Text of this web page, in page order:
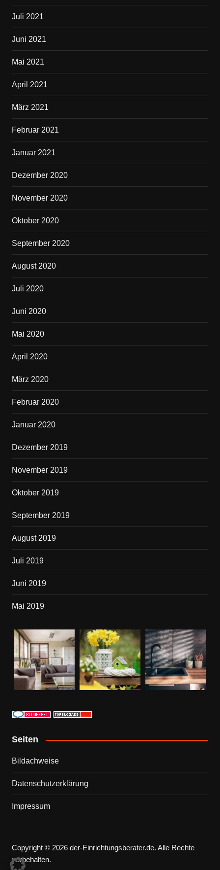
Juli 2021
Juni 2021
Mai 2021
April 2021
März 2021
Februar 2021
Januar 2021
Dezember 2020
November 2020
Oktober 2020
September 2020
August 2020
Juli 2020
Juni 2020
Mai 2020
April 2020
März 2020
Februar 2020
Januar 2020
Dezember 2019
November 2019
Oktober 2019
September 2019
August 2019
Juli 2019
Juni 2019
Mai 2019
Seiten
Bildachweise
Datenschutzerklärung
Impressum
Copyright © 2026 der-Einrichtungsberater.de. Alle Rechte
vorbehalten.